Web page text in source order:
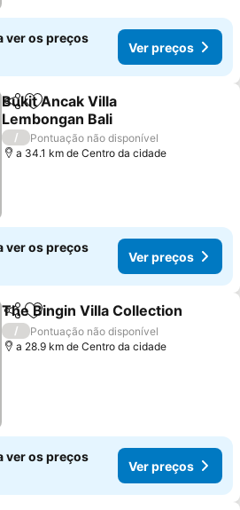
ver os preços
Ver preços
PartilharAdicionar aos favoritos
Bukit Ancak Villa
Lembongan Bali
/
Pontuação não disponível
a 34.1 km de Centro da cidade
ver os preços
Ver preços
PartilharAdicionar aos favoritos
The Bingin Villa Collection
/
Pontuação não disponível
a 28.9 km de Centro da cidade
ver os preços
Ver preços